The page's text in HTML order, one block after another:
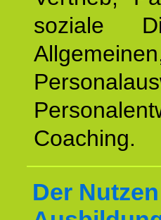
soziale
Coaching.
Der